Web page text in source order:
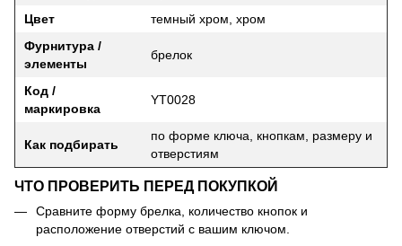
Цвет
темный хром, хром
Фурнитура /
элементы
брелок
Код /
маркировка
YT0028
Как подбирать
по форме ключа, кнопкам, размеру и
отверстиям
ЧТО ПРОВЕРИТЬ ПЕРЕД ПОКУПКОЙ
Сравните форму брелка, количество кнопок и
расположение отверстий с вашим ключом.